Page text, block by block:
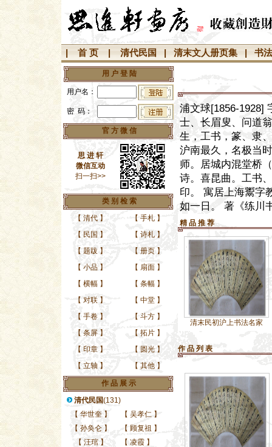
首 页 清代民国 清末文人册页集 书
用 户 登 陆
用户名：
密 码：
官 方 微 信
思 进 轩
微信互动
扫一扫>>
类 别 检 索
【 清代 】 【 手札 】
【 民国 】 【 诗札 】
【 题跋 】 【 册页 】
【 小品 】 【 扇面 】
【 横幅 】 【 条幅 】
【 对联 】 【 中堂 】
【 手卷 】 【 斗方 】
【 条屏 】 【 拓片 】
【 印章 】 【 圆光 】
【 立轴 】 【 其他 】
作 品 展 示
清代民国(131)
【 华世奎 】 【 吴孝仁 】
【 孙奂仑 】 【 顾复祖 】
【 汪琯 】 【 凌霞 】
浦文球[1856-1928]
士、长眉叟、问道
生，工书，篆、隶
沪南最久，名极当
师。居城内混堂桥
诗。喜昆曲。工书
印。 寓居上海鬻字
如一日。 著《练川
精 品 推 荐
清末民初沪上书法名家
作 品 列 表